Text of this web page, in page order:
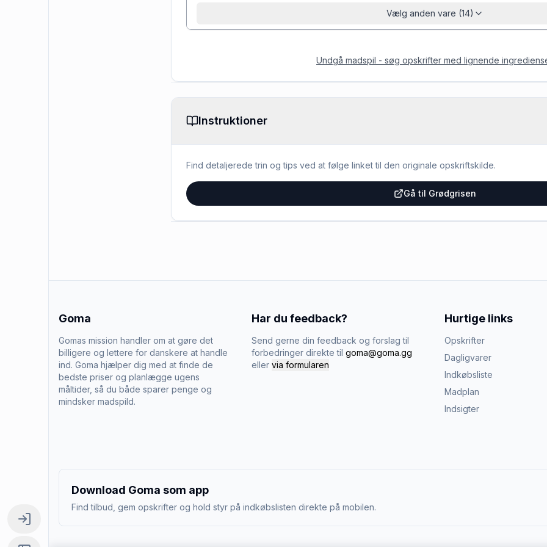
Log ind
Vælg anden vare (14)
Undgå madspil - søg opskrifter med lignende
Instruktioner
Find detaljerede trin og tips ved at følge linket til den originale opskriftskilde.
Gå til Grødgrisen
Goma
Gomas mission handler om at gøre det
billigere og lettere for danskere at handle
ind. Goma hjælper dig med at finde de
bedste priser og planlægge ugens
måltider, så du både sparer penge og
mindsker madspild.
Har du feedback?
Send gerne din feedback og forslag til
forbedringer direkte til goma@goma.gg
eller via formularen
Hurtige links
Opskrifter
Dagligvarer
Indkøbsliste
Madplan
Indsigter
Download Goma som app
Find tilbud, gem opskrifter og hold styr på indkøbslisten direkte på mobilen.